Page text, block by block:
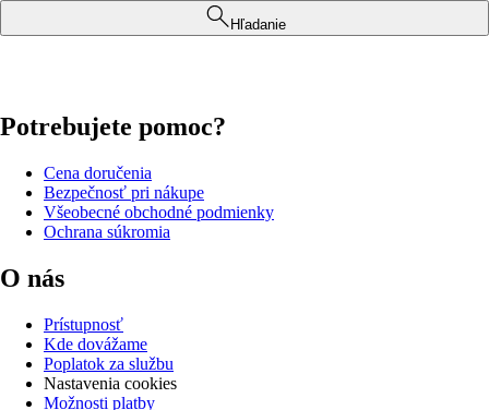
Hľadanie
Potrebujete pomoc?
Cena doručenia
Bezpečnosť pri nákupe
Všeobecné obchodné podmienky
Ochrana súkromia
O nás
Prístupnosť
Kde dovážame
Poplatok za službu
Nastavenia cookies
Možnosti platby